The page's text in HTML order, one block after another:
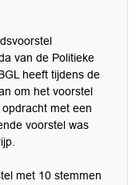
van de Politieke
heeft tijdens de
om het voorstel
met een
voorstel was
met 10 stemmen